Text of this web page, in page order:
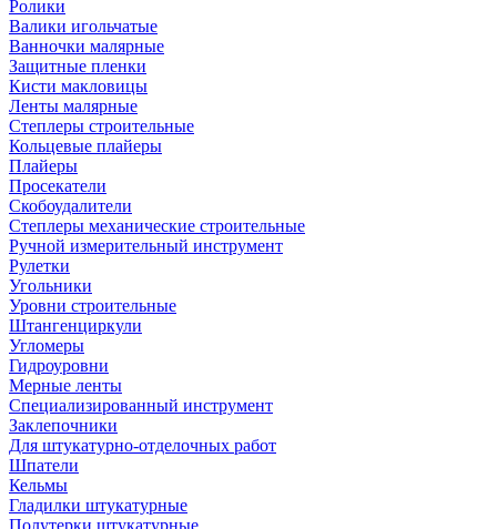
Ролики
Валики игольчатые
Ванночки малярные
Защитные пленки
Кисти макловицы
Ленты малярные
Степлеры строительные
Кольцевые плайеры
Плайеры
Просекатели
Скобоудалители
Степлеры механические строительные
Ручной измерительный инструмент
Рулетки
Угольники
Уровни строительные
Штангенциркули
Угломеры
Гидроуровни
Мерные ленты
Специализированный инструмент
Заклепочники
Для штукатурно-отделочных работ
Шпатели
Кельмы
Гладилки штукатурные
Полутерки штукатурные